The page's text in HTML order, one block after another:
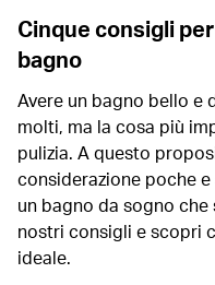
Cinque consigli
bagno
Avere un bagno bello e
molti, ma la cosa più
pulizia. A questo
considerazione poche
un bagno da sogno che
nostri consigli e scopri
ideale.